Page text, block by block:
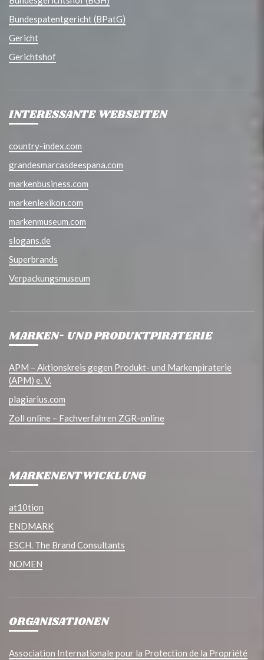
Bundespatentgericht (BPatG)
Gericht
Gerichtshof
INTERESSANTE WEBSEITEN
country-index.com
grandesmarcasdeespana.com
markenbusiness.com
markenlexikon.com
markenmuseum.com
slogans.de
Superbrands
Verpackungsmuseum
MARKEN- UND PRODUKTPIRATERIE
APM – Aktionskreis gegen Produkt- und Markenpiraterie
(APM) e. V.
plagiarius.com
Zoll online – Fachverfahren ZGR-online
MARKENENTWICKLUNG
at10tion
ENDMARK
ESCH. The Brand Consultants
NOMEN
ORGANISATIONEN
Association Internationale pour la Protection de la Propriété